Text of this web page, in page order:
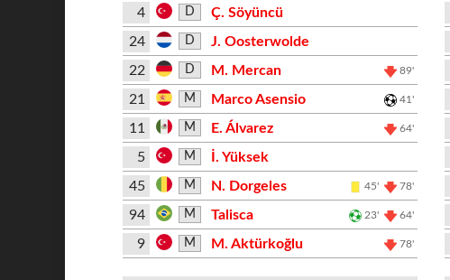
4
D
Ç. Söyüncü
24
D
J. Oosterwolde
22
D M. Mercan 89'
21 M Marco Asensio 41'
11 M E. Álvarez 64'
5 M
İ. Yüksek
45
M N. Dorgeles 45' 78'
94 M Talisca 23' 64'
9 M M. Aktürkoğlu 78'